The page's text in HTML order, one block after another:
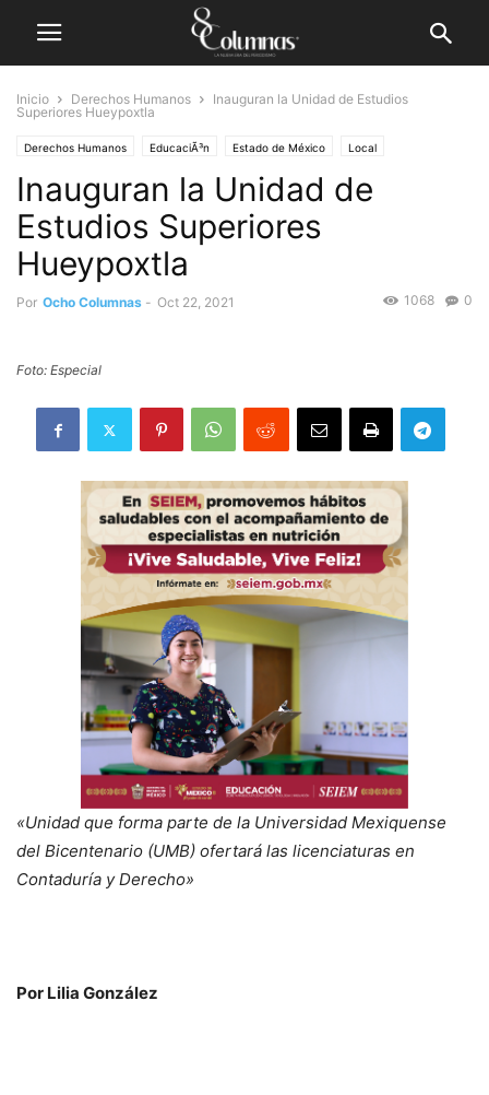
Inicio Derechos Humanos
Inauguran la Unidad de Estudios
Superiores Hueypoxtla
Derechos Humanos EducaciÃ³n Estado de México Local
Inauguran la Unidad de
Estudios Superiores
Hueypoxtla
Por Ocho Columnas - Oct 22, 2021 0
1068
Foto: Especial
«Unidad que forma parte de la Universidad Mexiquense
del Bicentenario (UMB) ofertará las licenciaturas en
Contaduría y Derecho»
Por Lilia González